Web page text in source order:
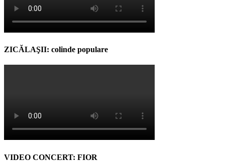
ZICĂLAŞII: colinde populare
VIDEO CONCERT: FIOR